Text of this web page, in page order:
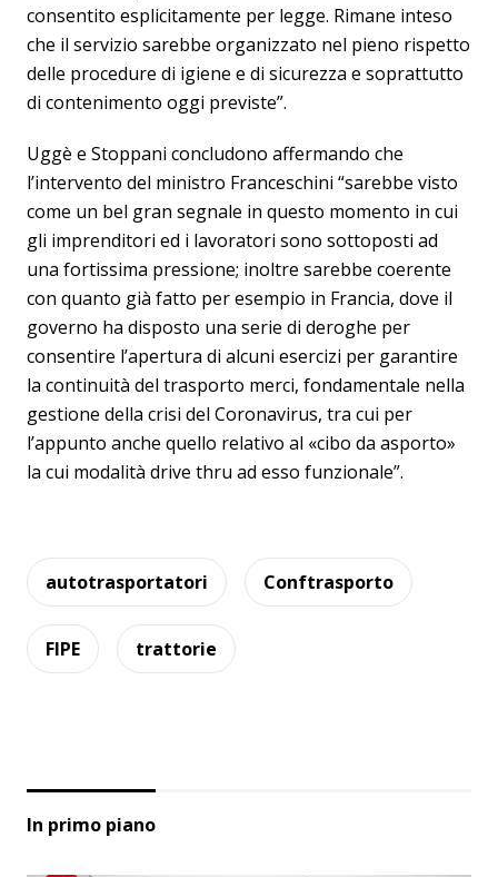
consentito esplicitamente per legge. Rimane inteso
che il servizio sarebbe organizzato nel pieno rispetto
delle procedure di igiene e di sicurezza e soprattutto
di contenimento oggi previste”.
Uggè e Stoppani concludono affermando che
l’intervento del ministro Franceschini “sarebbe visto
come un bel gran segnale in questo momento in cui
gli imprenditori ed i lavoratori sono sottoposti ad
una fortissima pressione; inoltre sarebbe coerente
con quanto già fatto per esempio in Francia, dove il
governo ha disposto una serie di deroghe per
consentire l’apertura di alcuni esercizi per garantire
la continuità del trasporto merci, fondamentale nella
gestione della crisi del Coronavirus, tra cui per
l’appunto anche quello relativo al «cibo da asporto»
la cui modalità drive thru ad esso funzionale”.
autotrasportatori Conftrasporto
FIPE trattorie
In primo piano